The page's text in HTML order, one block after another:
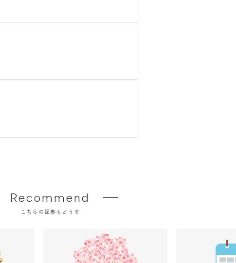
Recommend
こちらの記事もどうぞ